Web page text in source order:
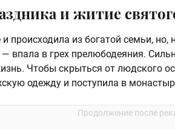
и житие
происходила из богатой семьи, но,
впала в грех прелюбодеяния.
Чтобы скрыться от людского
одежду и поступила в